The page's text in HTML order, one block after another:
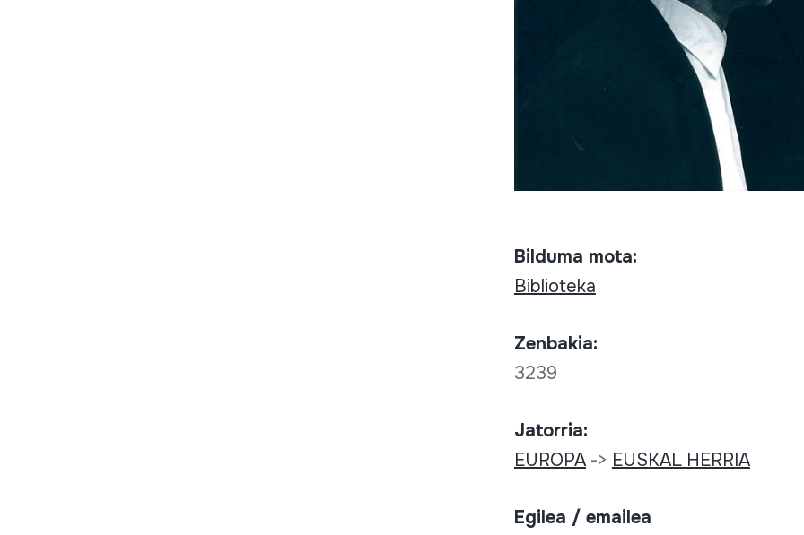
Bilduma mota:
Biblioteka
Zenbakia:
3239
Jatorria:
EUROPA-> EUSKAL HERRIA
Egilea / emailea